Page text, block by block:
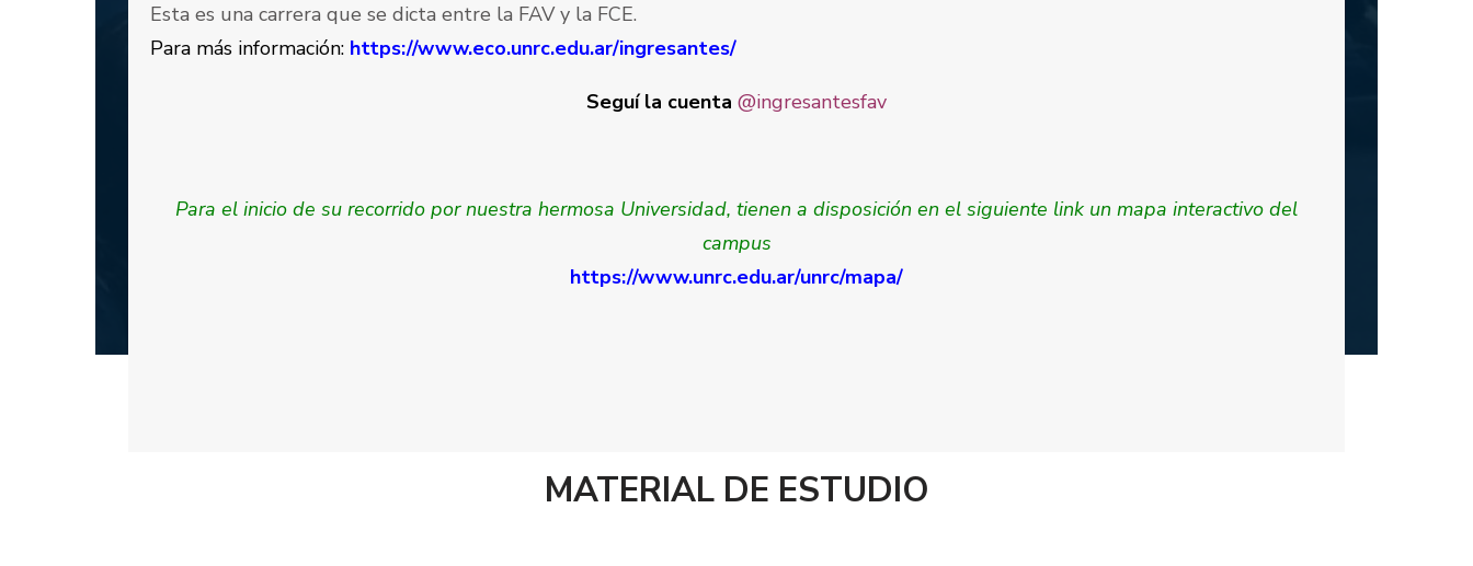
Esta es una carrera que se dicta entre la FAV y la FCE.
Para más información: https://www.eco.unrc.edu.ar/ingresantes/
Seguí la cuenta @ingresantesfav
Para el inicio de su recorrido por nuestra hermosa Universidad, tienen a disposición en el siguiente link un mapa interactivo del
campus
https://www.unrc.edu.ar/unrc/mapa/
MATERIAL DE ESTUDIO